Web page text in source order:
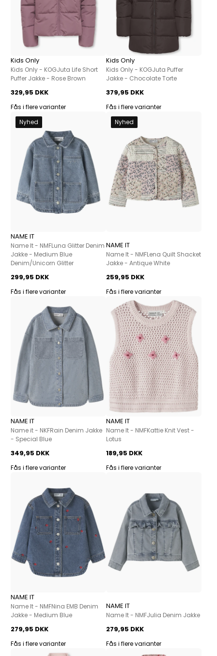
Kids Only
Kids Only - KOGJuta Life Short
Puffer Jakke - Rose Brown
329,95 DKK
Fås i flere varianter
Kids Only
Kids Only - KOGJuta Puffer
Jakke - Chocolate Torte
379,95 DKK
Fås i flere varianter
Nyhed
NAME IT
Name It - NMFLuna Glitter Denim
Jakke - Medium Blue
Denim/Unicorn Glitter
299,95 DKK
Fås i flere varianter
Nyhed
NAME IT
Name It - NMFLena Quilt Shacket
Jakke - Antique White
259,95 DKK
Fås i flere varianter
NAME IT
Name it - NKFRain Denim Jakke
- Special Blue
349,95 DKK
Fås i flere varianter
NAME IT
Name It - NMFKattie Knit Vest -
Lotus
189,95 DKK
Fås i flere varianter
NAME IT
Name It - NMFNina EMB Denim
Jakke - Medium Blue
279,95 DKK
Fås i flere varianter
NAME IT
Name It - NMFJulia Denim Jakke
279,95 DKK
Fås i flere varianter